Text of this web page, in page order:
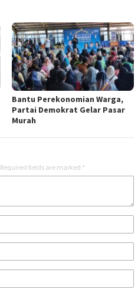
Bantu Perekonomian Warga,
Partai Demokrat Gelar Pasar
Murah
Required fields are marked *